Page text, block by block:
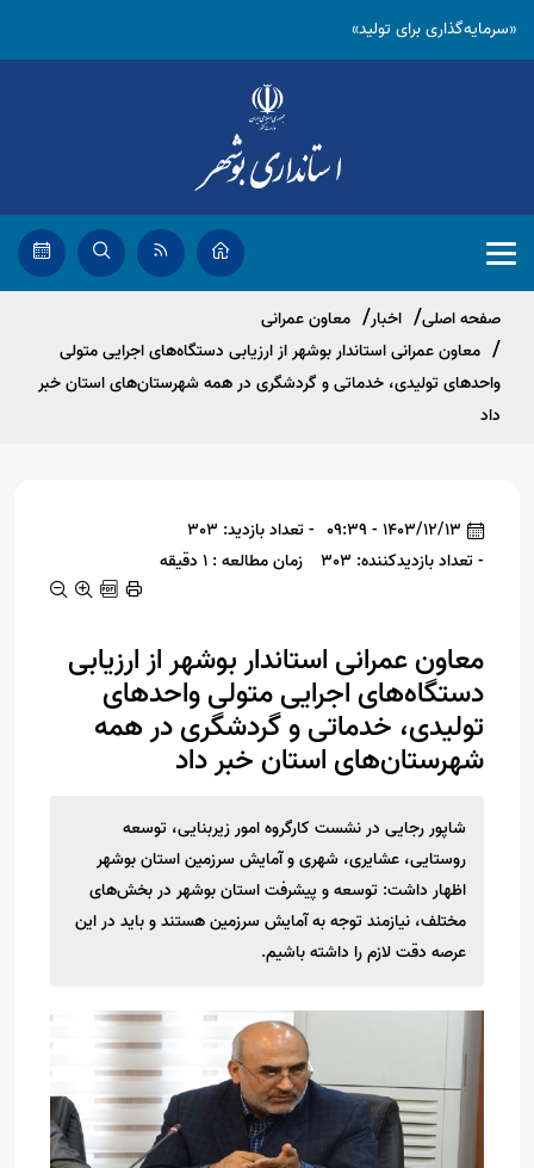
«سرمایه‌گذاری برای تولید»
صفحه اصلی اخبار
معاون عمرانی
معاون عمرانی استاندار بوشهر از ارزیابی دستگاه‌های اجرایی متولی
واحدهای تولیدی، خدماتی و گردشگری در همه شهرستان‌های استان خبر
داد
1403/12/13 - 09:39
- تعداد بازدید: 303
- تعداد بازدیدکننده: 303
زمان مطالعه : 1 دقیقه
معاون عمرانی استاندار بوشهر از ارزیابی
دستگاه‌های اجرایی متولی واحدهای
تولیدی، خدماتی و گردشگری در همه
شهرستان‌های استان خبر داد
شاپور رجایی در نشست کارگروه امور زیربنایی، توسعه
روستایی، عشایری، شهری و آمایش سرزمین استان بوشهر
اظهار داشت: توسعه و پیشرفت استان بوشهر در بخش‌های
مختلف، نیازمند توجه به آمایش سرزمین هستند و باید در این
عرصه دقت لازم را داشته باشیم.